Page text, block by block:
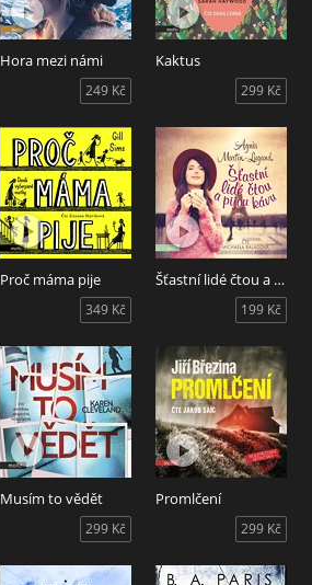
Hora mezi námi
249 Kč
Kaktus
299 Kč
Proč máma pije
349 Kč
Šťastní lidé čtou a pijou kávu
199 Kč
Musím to vědět
299 Kč
Promlčení
299 Kč